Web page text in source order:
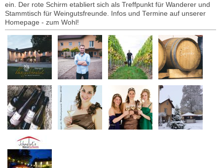
ein. Der rote Schirm etabliert sich als Treffpunkt für Wanderer und
Stammtisch für Weingutsfreunde. Infos und Termine auf unserer
Homepage - zum Wohl!